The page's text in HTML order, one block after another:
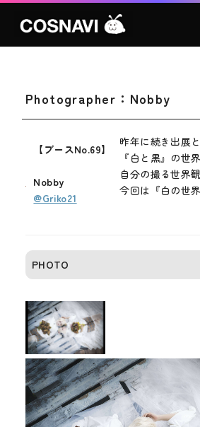
コスプレイベント
スタジオ
メディア
お知らせ
Photographer：Nobby
【ブースNo.69】
Nobby
@Griko21
昨年に続き出展
『白と黒』の世
自分の撮る世界
今回は『白の世
PHOTO